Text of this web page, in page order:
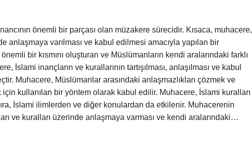
önemli bir parçası olan müzakere sürecidir. Kısaca, muhacere,
anlaşmaya varılması ve kabul edilmesi amacıyla yapılan bir
bir kısmını oluşturan ve Müslümanların kendi aralarındaki farklı
İslami inançların ve kurallarının tartışılması, anlaşılması ve kabul
Muhacere, Müslümanlar arasındaki anlaşmazlıkları çözmek ve
kullanılan bir yöntem olarak kabul edilir. Muhacere, İslami kuralları
sıra, İslami ilimlerden ve diğer konulardan da etkilenir. Muhacerenin
ve kuralları üzerinde anlaşmaya varması ve kendi aralarındaki…